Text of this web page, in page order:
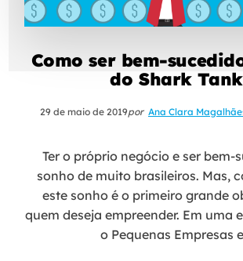
Como ser bem-
do Shark Tank
29 de maio de 2019por Ana Clara
Ter o próprio negócio e ser bem-
sonho de muito brasileiros. Mas,
este sonho é o primeiro grande
quem deseja empreender. Em uma
o Pequenas Empresas